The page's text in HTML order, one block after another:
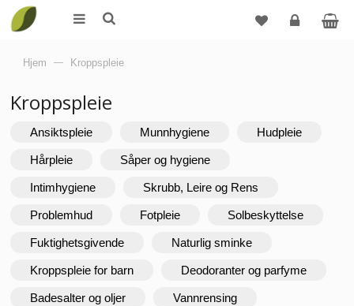
Hjem — Kroppspleie
Kroppspleie
Ansiktspleie Munnhygiene Hudpleie
Hårpleie Såper og hygiene
Intimhygiene Skrubb, Leire og Rens
Problemhud Fotpleie Solbeskyttelse
Fuktighetsgivende Naturlig sminke
Kroppspleie for barn Deodoranter og parfyme
Badesalter og oljer Vannrensing